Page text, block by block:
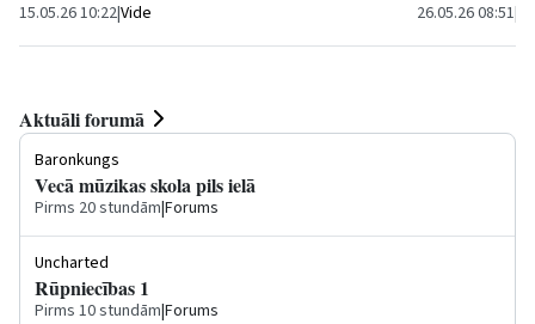
15.05.26 10:22|Vide 26.05.26 08:51|
Aktuāli forumā
Baronkungs
Vecā mūzikas skola pils ielā
Pirms 20 stundām|Forums
Uncharted
Rūpniecības 1
Pirms 10 stundām|Forums